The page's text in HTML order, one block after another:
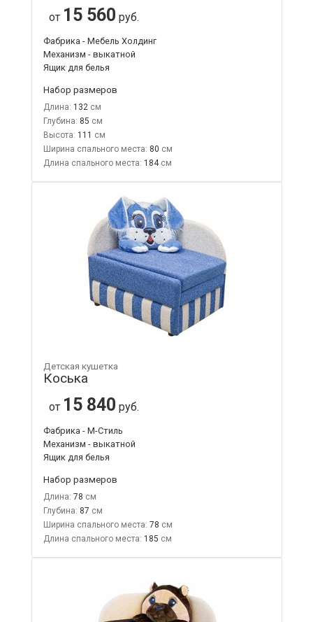
от 15 560 руб.
Фабрика - Мебель Холдинг
Механизм - выкатной
Ящик для белья
Набор размеров
Длина: 132
Глубина: 85
Высота: 111
Ширина спального места: 80
Длина спального места: 184
Детская кушетка
Коська
от 15 840 руб.
Фабрика - М-Стиль
Механизм - выкатной
Ящик для белья
Набор размеров
Длина: 78
Глубина: 87
Ширина спального места: 78
Длина спального места: 185